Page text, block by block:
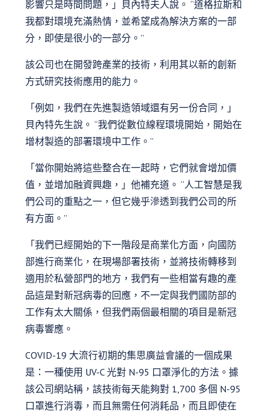
影響只是時間問題，」貝內特夫人說。 “道格拉斯和
我都對環境充滿熱情，並希望成為解決方案的一部
分，即使是很小的一部分。”
該公司也在開發跨產業的技術，利用其以新的創新
方式研究技術應用的能力。
「例如，我們在先進製造領域還有另一份合同，」
貝內特先生說。 “我們從數位線程環境開始，開始在
增材製造的部署環境中工作。”
「當你開始將這些整合在一起時，它們就會增加價
值，並增加融資興趣，」他補充道。 “人工智慧是我
們公司的重點之一，但它幾乎滲透到我們公司的所
有方面。”
「我們已經開始的下一階段是商業化方面，向國防
部進行商業化，在現場部署技術，並將技術轉移到
適用於私營部門的地方，我們有一些相當有趣的產
品這是對新冠病毒的回應，不一定與我們國防部的
工作有太大關係，但我們兩個最相關的項目是新冠
病毒響應。
COVID-19 大流行初期的集思廣益會議的一個成果
是：一種使用 UV-C 光對 N-95 口罩淨化的方法。據
該公司網站稱，該技術每天能夠對 1,700 多個 N-95
口罩進行消毒，而且無需任何消耗品，而且即使在